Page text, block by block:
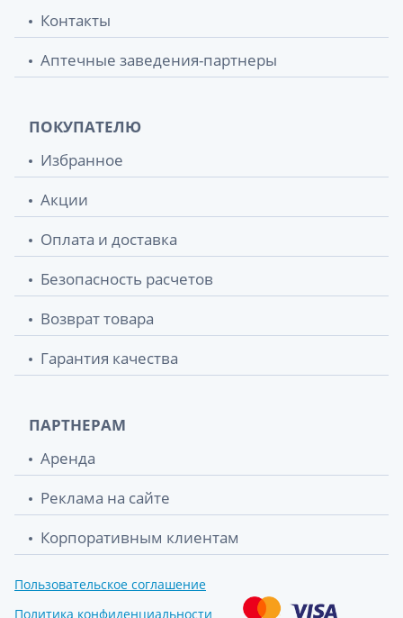
Контакты
Аптечные заведения-партнеры
ПОКУПАТЕЛЮ
Избранное
Акции
Оплата и доставка
Безопасность расчетов
Возврат товара
Гарантия качества
ПАРТНЕРАМ
Аренда
Реклама на сайте
Корпоративным клиентам
Пользовательское соглашение
Политика конфиденциальности